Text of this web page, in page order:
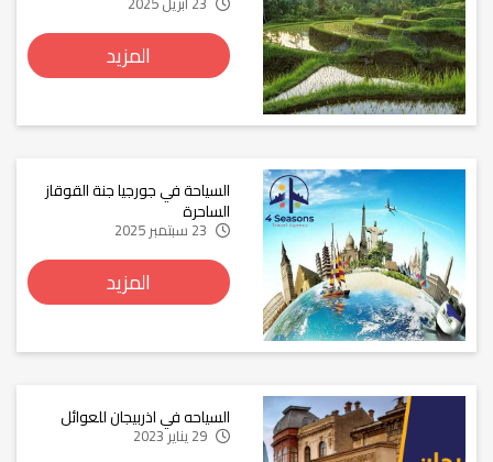
المزيد
السياحة في جورجيا جنة القوقاز
الساحرة
المزيد
السياحه في اذربيجان للعوائل